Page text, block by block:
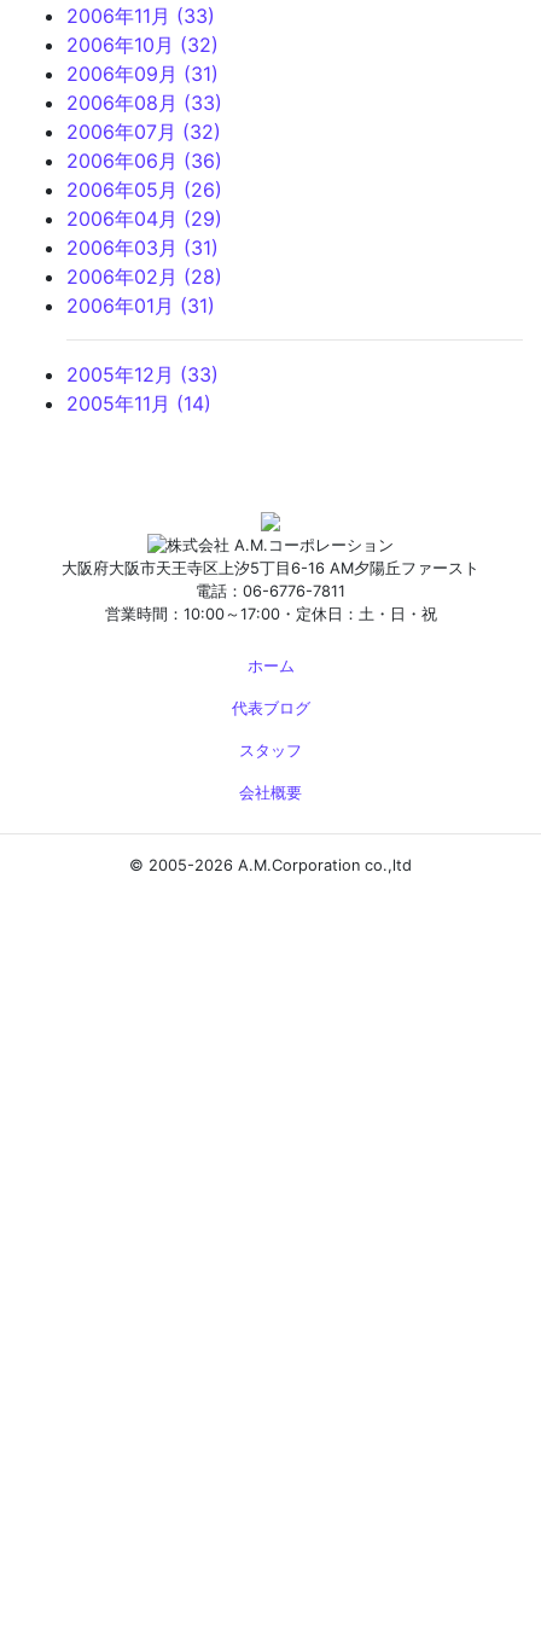
2006年11月 (33)
2006年10月 (32)
2006年09月 (31)
2006年08月 (33)
2006年07月 (32)
2006年06月 (36)
2006年05月 (26)
2006年04月 (29)
2006年03月 (31)
2006年02月 (28)
2006年01月 (31)
2005年12月 (33)
2005年11月 (14)
大阪府大阪市天王寺区上汐5丁目6-16 AM夕陽丘ファースト
電話：06-6776-7811
営業時間：10:00～17:00・定休日：土・日・祝
ホーム
代表ブログ
スタッフ
会社概要
© 2005-2026 A.M.Corporation co.,ltd